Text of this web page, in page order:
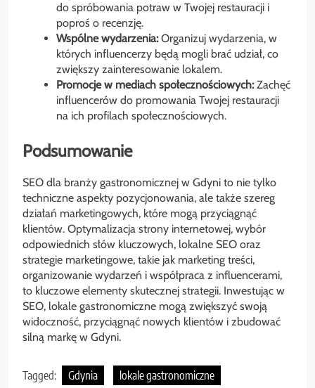
do spróbowania potraw w Twojej restauracji i
poproś o recenzję.
Wspólne wydarzenia:Organizuj wydarzenia, w
których influencerzy będą mogli brać udział, co
zwiększy zainteresowanie lokalem.
Promocje w mediach społecznościowych:Zachęć
influencerów do promowania Twojej restauracji
na ich profilach społecznościowych.
Podsumowanie
SEO dla branży gastronomicznej w Gdyni to nie tylko
techniczne aspekty pozycjonowania, ale także szereg
działań marketingowych, które mogą przyciągnąć
klientów. Optymalizacja strony internetowej, wybór
odpowiednich słów kluczowych, lokalne SEO oraz
strategie marketingowe, takie jak marketing treści,
organizowanie wydarzeń i współpraca z influencerami,
to kluczowe elementy skutecznej strategii. Inwestując w
SEO, lokale gastronomiczne mogą zwiększyć swoją
widoczność, przyciągnąć nowych klientów i zbudować
silną markę w Gdyni.
Tagged: Gdynia
lokale gastronomiczne